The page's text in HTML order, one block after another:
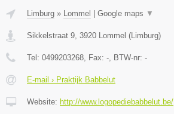
Limburg » Lommel Google maps ▼
Sikkelstraat 9, 3920 Lommel (Limburg)
Tel: 0499203268, Fax: -, BTW-nr: -
E-mail › Praktijk Babbelut
Website: http://www.logopediebabbelut.be/